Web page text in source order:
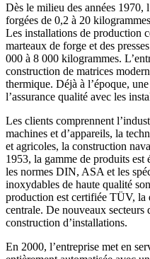
Dès le milieu des années 1970,
forgées de 0,2 à 20
Les installations de production
marteaux de forge et des
000 à 8 000 kilogrammes.
construction de matrices
thermique. Déjà à l’époque,
l’assurance qualité avec les
Les clients comprennent
machines et d’appareils, la
et agricoles, la construction
1953, la gamme de produits
les normes DIN, ASA et les
inoxydables de haute qualité
production est certifiée TÜV, la
centrale. De nouveaux secteurs
construction d’installations.
En 2000, l’entreprise met en